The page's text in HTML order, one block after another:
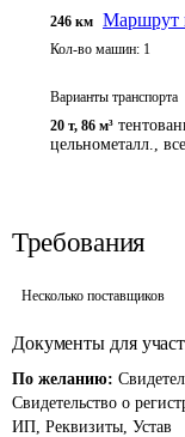
246 км Маршрут
Кол-во машин: 1
Варианты транспорта
20 т, 86 м³
цельнометалл.,
Требования
Несколько поставщиков
Документы для
По желанию:
Свидетельство о
ИП, Реквизиты, Устав